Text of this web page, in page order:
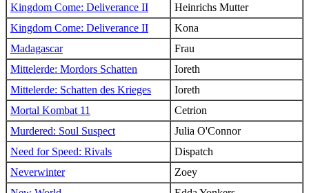
Kingdom Come: Deliverance II
Heinrichs Mutter
Kingdom Come: Deliverance II
Kona
Madagascar
Frau
Mittelerde: Mordors Schatten
Ioreth
Mittelerde: Schatten des Krieges
Ioreth
Mortal Kombat 11
Cetrion
Murdered: Soul Suspect
Julia O'Connor
Need for Speed: Rivals
Dispatch
Neverwinter
Zoey